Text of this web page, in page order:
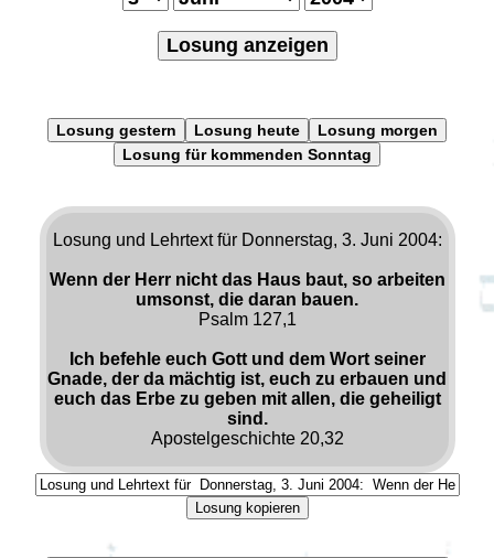
Losung anzeigen
Losung gestern Losung heute
Losung morgen
Losung für kommenden Sonntag
Losung und Lehrtext für Donnerstag, 3. Juni 2004:
Wenn der Herr nicht das Haus baut, so arbeiten
umsonst, die daran bauen.
Psalm 127,1
Ich befehle euch Gott und dem Wort seiner
Gnade, der da mächtig ist, euch zu erbauen und
euch das Erbe zu geben mit allen, die geheiligt
sind.
Apostelgeschichte 20,32
Losung kopieren